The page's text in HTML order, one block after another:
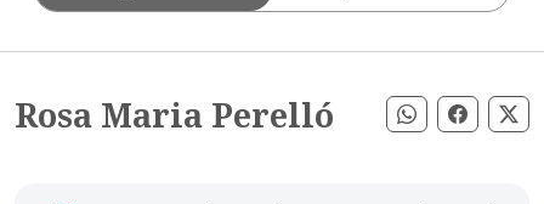
Rosa Maria Perelló Compartir